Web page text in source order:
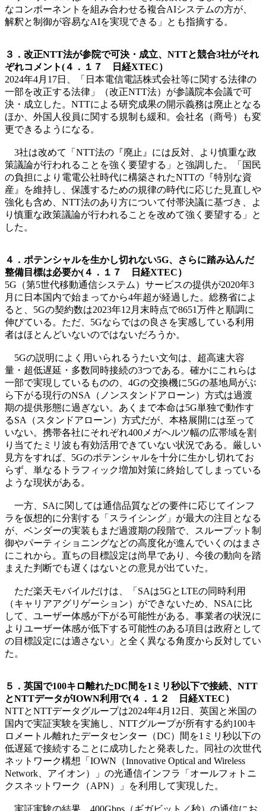
なコンポーネントを組み合わせる複合AIシステムの方が、
解釈と制御が容易なAIを実現できる」とも指摘する。
３．改正NTT法が参院で可決・成立、NTTと競合3社がそれ
ぞれコメント(４．１７ 日経XTEC）
2024年4月17日、「日本電信電話株式会社等に関する法律の
一部を改正する法律」（改正NTT法）が参議院本会議で可
決・成立した。NTTによる研究成果の開示義務は廃止となる
ほか、外国人役員に関する規制も緩和。会社名（商号）も変
更できるようになる。
3社は改めて「NTT法の『廃止』には反対、より慎重な政
策議論が行われることを強く要望する」と強調した。「国民
の負担により電電公社時代に構築されたNTTの『特別な資
産』を維持し、保護するための規律の時代に応じた見直しや
強化も含め、NTT法のあり方について付帯決議に基づき、よ
り慎重な政策議論が行われることを改めて強く要望する」と
した。
４．ポテンシャルを生かし切れない5G、さらに踏み込んだ
整備目標は必要か(４．１７ 日経XTEC）
5G（第5世代移動通信システム）サービスの提供が2020年3
月に日本国内で始まってから4年超が経過した。総務省によ
ると、5Gの契約数は2023年12月末時点で8651万件と順調に
伸びている。ただ、5Gならではの良さを実感している利用
者はほとんどいないのではないだろうか。
5Gの説明によく用いられるうたい文句は、超高速大容
量・超低遅延・多数同時接続の3つである。確かにこれらは
一部で実現しているものの、4Gの交換機に5Gの基地局がぶ
ら下がる現行のNSA（ノンスタンドアローン）方式は過渡
期の提供形態に過ぎない。あくまで本命は5G単独で動作す
るSA（スタンドアローン）方式だが、本格展開には至って
いない。携帯各社にそれぞれ400メガヘルツ幅の広帯域を割
り当てたミリ波も有効活用できていない状況である。厳しい
見方をすれば、5Gのポテンシャルを十分に生かし切れてお
らず、単なるトラフィック増加対策に終始してしまっている
ような現状がある。
一方、SAに関しては通信品質などの要件に応じてインフ
ラを仮想的に分割する「スライシング」が最大の注目となる
が、ベンダーの実装もまだ過渡期の段階で、スループット制
御やパーティショニングなどの高度化が進んでいくのはまさ
にこれから。直ちの目標設定は尚早であり、今後の動向を踏
まえた判断でも遅くはないとの意見が出ていた。
ただ楽天モバイルだけは、「SAは5GとLTEの同時利用
（キャリアアグリゲーション）ができないため、NSAに比
して、ユーザー体感が下がる可能性がある。事業者の状況に
よりユーザー体感が低下する可能性のある項目は政府として
の目標設定には適さない」と全く異なる角度から反対してい
た。
５．英国で100キロ離れたDC間を1ミリ秒以下で接続、NTT
とNTTデータがIOWN利用で(４．１２ 日経XTEC）
NTTとNTTデータグループは2024年4月12日、英国と米国の
国内で実証実験を実施し、NTTグループが所有する約100キ
ロメートル離れたデータセンター（DC）間を1ミリ秒以下の
低遅延で接続することに成功したと発表した。同社の次世代
ネットワーク構想「IOWN（Innovative Optical and Wireless
Network、アイオン）」の光通信インフラ「オールフォトニ
クスネットワーク（APN）」を利用して実現した。
実証実験の結果、400Gbps（ギガビット／秒）の通信にお